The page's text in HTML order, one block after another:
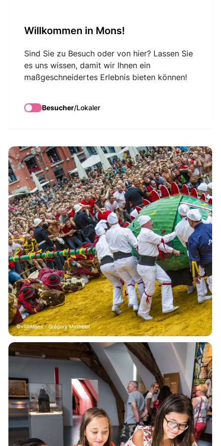
Willkommen in Mons!
Sind Sie zu Besuch oder von hier? Lassen Sie
es uns wissen, damit wir Ihnen ein
maßgeschneidertes Erlebnis bieten können!
Besucher/Lokaler
Führung : Doudou-
Museum
visitMons - Grégory Mathelot